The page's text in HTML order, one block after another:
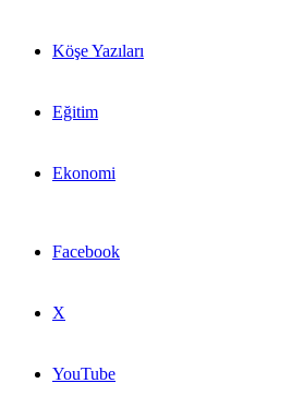
Köşe Yazıları
Eğitim
Ekonomi
Facebook
X
YouTube